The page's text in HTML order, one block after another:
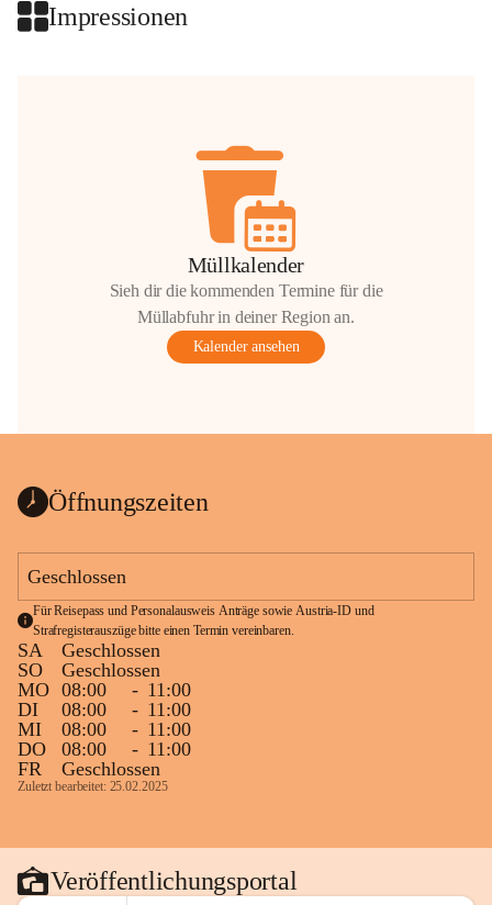
Impressionen
Müllkalender
Sieh dir die kommenden Termine für die
Müllabfuhr in deiner Region an.
Kalender ansehen
Öffnungszeiten
Geschlossen
Für Reisepass und Personalausweis Anträge sowie Austria-ID und
Strafregisterauszüge bitte einen Termin vereinbaren.
SA
Geschlossen
SO
Geschlossen
MO 08:00 - 11:00
DI
08:00 - 11:00
MI
08:00 - 11:00
DO
08:00 - 11:00
FR
Geschlossen
Zuletzt bearbeitet: 25.02.2025
Veröffentlichungsportal